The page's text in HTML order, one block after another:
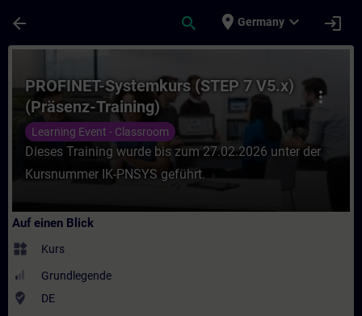
arrow_back search place Germany expand_more login
more_vert
PROFINET-Systemkurs (STEP 7 V5.x)
(Präsenz-Training)
Learning Event - Classroom
Dieses Training wurde bis zum 27.02.2026 unter der
Kursnummer IK-PNSYS geführt.
Auf einen Blick
widgets Kurs
Grundlegende
where_to_vote DE